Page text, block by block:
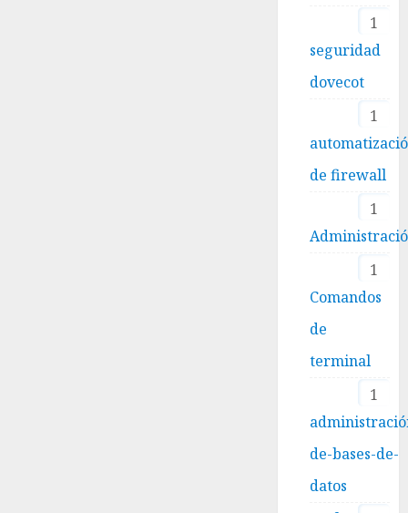
1
seguridad
dovecot
1
de firewall
1
1
Comandos
de
terminal
1
de-bases-de-
datos